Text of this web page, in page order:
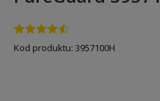
Kod produktu: 3957100H